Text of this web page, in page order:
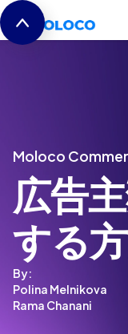
Moloco
広告
する
By:
Polina Melnikova
Rama Chanani